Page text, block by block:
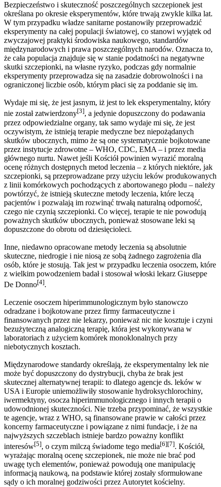
Bezpieczeństwo i skuteczność poszczególnych szczepionek jest
określana po okresie eksperymentów, które trwają zwykle kilka lat.
W tym przypadku władze sanitarne postanowiły przeprowadzić
eksperymenty na całej populacji światowej, co stanowi wyjątek od
zwyczajowej praktyki środowiska naukowego, standardów
międzynarodowych i prawa poszczególnych narodów. Oznacza to,
że cała populacja znajduje się w stanie podatności na negatywne
skutki szczepionki, na własne ryzyko, podczas gdy normalnie
eksperymenty przeprowadza się na zasadzie dobrowolności i na
ograniczonej liczbie osób, którym płaci się za poddanie się im.
Wydaje mi się, że jest jasnym, iż jest to lek eksperymentalny, który
nie został zatwierdzony[3], a jedynie dopuszczony do podawania
przez odpowiedzialne organy, tak samo wydaje mi się, że jest
oczywistym, że istnieją terapie medyczne bez niepożądanych
skutków ubocznych, mimo że są one systematycznie bojkotowane
przez instytucje zdrowotne – WHO, CDC, EMA – i przez media
głównego nurtu. Nawet jeśli Kościół powinien wyrazić moralną
ocenę różnych dostępnych metod leczenia – z których niektóre, jak
szczepionki, są przeprowadzane przy użyciu leków produkowanych
z linii komórkowych pochodzących z abortowanego płodu – należy
powtórzyć, że istnieją skuteczne metody leczenia, które leczą
pacjentów i pozwalają im rozwinąć trwałą naturalną odporność,
czego nie czynią szczepionki. Co więcej, terapie te nie powodują
poważnych skutków ubocznych, ponieważ stosowane leki są
dopuszczone do obrotu od dziesięcioleci.
Inne, niedawno opracowane metody leczenia są absolutnie
skuteczne, niedrogie i nie niosą ze sobą żadnego zagrożenia dla
osób, które je stosują. Tak jest w przypadku leczenia osoczem, które
z wielkim powodzeniem badał i stosował włoski lekarz Giuseppe
De Donno[4].
Leczenie osoczem hiperimmunologicznym było stanowczo
odradzane i bojkotowane przez firmy farmaceutyczne i
finansowanych przez nie lekarzy, ponieważ nic nie kosztuje i czyni
bezużyteczną analogiczną terapię, która jest wykonywana w
laboratoriach z użyciem komórek monoklonalnych przy
niebotycznych kosztach.
Międzynarodowe standardy określają, że eksperymentalny lek nie
może być dopuszczony do dystrybucji, chyba że brak jest
skutecznej alternatywnej terapii: to dlatego agencje ds. leków w
USA i Europie uniemożliwiły stosowanie hydroksychlorochiny,
iwermektyny, osocza hiperimmunologicznego i innych terapii o
udowodnionej skuteczności. Nie trzeba przypominać, że wszystkie
te agencje, wraz z WHO, są finansowane prawie w całości przez
koncerny farmaceutyczne i powiązane z nimi fundacje, i że na
najwyższych szczeblach istnieje bardzo poważny konflikt
interesów[5], o czym milczą świadome tego media[6][7]. Kościół,
wyrażając moralną ocenę szczepionek, nie może nie brać pod
uwagę tych elementów, ponieważ powodują one manipulację
informacją naukową, na podstawie której zostały sformułowane
sądy o ich moralnej godziwości przez Autorytet kościelny.